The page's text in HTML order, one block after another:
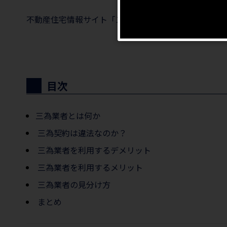
不動産住宅情報サイト「スマイティ」の不動産サイト
目次
三為業者とは何か
三為契約は違法なのか？
三為業者を利用するデメリット
三為業者を利用するメリット
三為業者の見分け方
まとめ